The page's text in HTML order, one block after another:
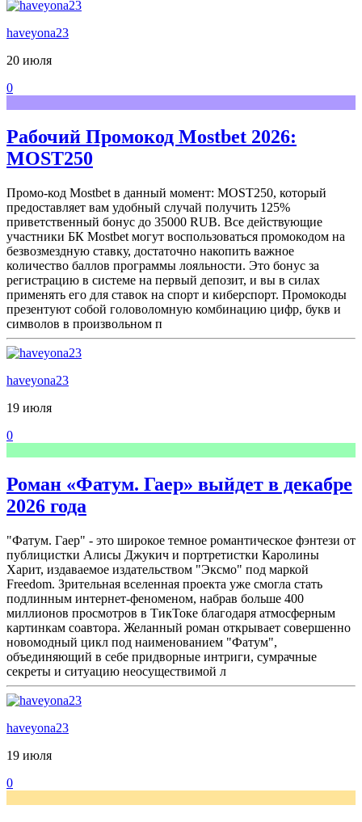
haveyona23
20 июля
0
Рабочий Промокод Mostbet 2026:
MOST250
Промо-код Mostbet в данный момент: MOST250, который
предоставляет вам удобный случай получить 125%
приветственный бонус до 35000 RUB. Все действующие
участники БК Mostbet могут воспользоваться промокодом на
безвозмездную ставку, достаточно накопить важное
количество баллов программы лояльности. Это бонус за
регистрацию в системе на первый депозит, и вы в силах
применять его для ставок на спорт и киберспорт. Промокоды
презентуют собой головоломную комбинацию цифр, букв и
символов в произвольном п
haveyona23
19 июля
0
Роман «Фатум. Гаер» выйдет в декабре
2026 года
"Фатум. Гаер" - это широкое темное романтическое фэнтези от
публицистки Алисы Джукич и портретистки Каролины
Харит, издаваемое издательством "Эксмо" под маркой
Freedom. Зрительная вселенная проекта уже смогла стать
подлинным интернет-феноменом, набрав больше 400
миллионов просмотров в ТикТоке благодаря атмосферным
картинкам соавтора. Желанный роман открывает совершенно
новомодный цикл под наименованием "Фатум",
объединяющий в себе придворные интриги, сумрачные
секреты и ситуацию неосуществимой л
haveyona23
19 июля
0